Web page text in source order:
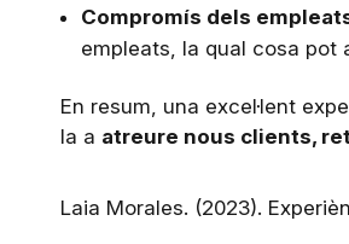
Compromís dels
empleats, la qual cosa pot
En resum, una excel·lent
la a atreure nous clients,
Laia Morales. (2023).